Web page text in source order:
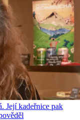
Její kadeřnice pak